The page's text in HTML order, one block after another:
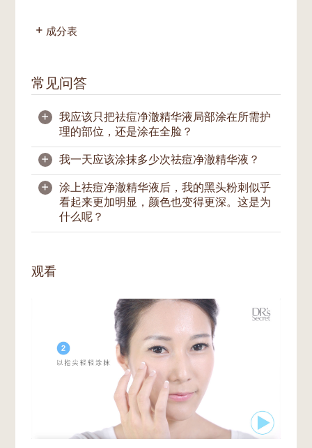
成分表
常见问答
+
我应该只把祛痘净澈精华液局部涂在所需护
理的部位，还是涂在全脸？
我们建议局部涂抹在所需部位，以帮助改善肤
况。
+ 我一天应该涂抹多少次祛痘净澈精华液？
我们建议您一天内多次在需护理的部位涂上祛
痘净澈精华液，或是在有需要时随时涂抹，以
帮助缓解情况。
涂抹一次，直到获得舒缓为止。补充涂抹时，
应注意手指的清洁，或使用棉棒沾取涂抹。您
余油脂，再补充涂抹祛痘净澈精华液。
+
涂上祛痘净澈精华液后，我的黑头粉刺似乎
看起来更加明显，颜色也变得更深。这是为
什么呢？
程。在这期间，您可以考虑搭配使用
肌肤，补充水分，这样有助黑头粉刺的代谢。
观看